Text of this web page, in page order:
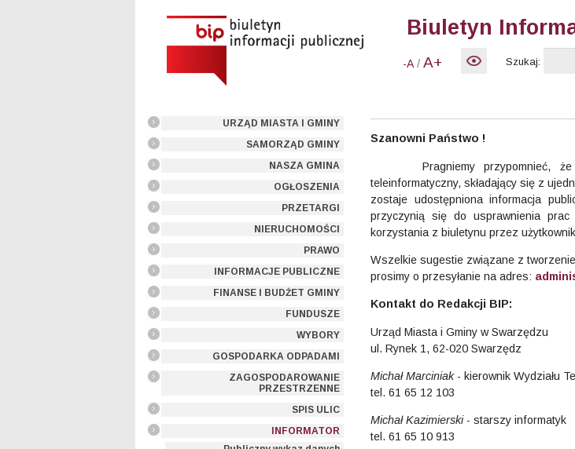
Biuletyn
-A / A+ Szukaj:
URZĄD MIASTA I GMINY
SAMORZĄD GMINY
NASZA GMINA
OGŁOSZENIA
PRZETARGI
NIERUCHOMOŚCI
PRAWO
INFORMACJE PUBLICZNE
FINANSE I BUDŻET GMINY
FUNDUSZE
WYBORY
GOSPODARKA ODPADAMI
ZAGOSPODAROWANIE
PRZESTRZENNE
SPIS ULIC
INFORMATOR
Szanowni Państwo !
Pragniemy przypomnieć, że
teleinformatyczny, składający się z
zostaje udostępniona informacja
przyczynią się do usprawnienia
korzystania z biuletynu przez
Wszelkie sugestie związane z
prosimy o przesyłanie na adres:
Kontakt do Redakcji BIP:
Urząd Miasta i Gminy w Swarzędzu
ul. Rynek 1, 62-020 Swarzędz
Michał Marciniak- kierownik Wydziału
tel. 61 65 12 103
Michał Kazimierski- starszy informatyk
tel. 61 65 10 913